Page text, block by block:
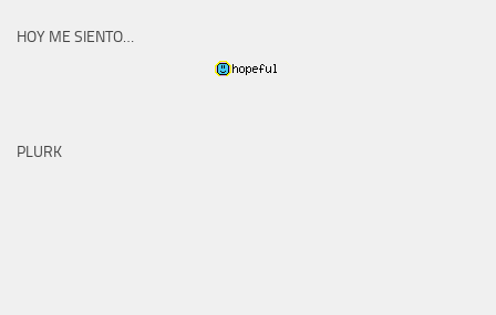
HOY ME SIENTO…
PLURK